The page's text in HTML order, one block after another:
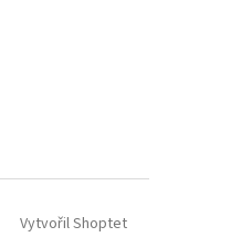
Vytvořil Shoptet